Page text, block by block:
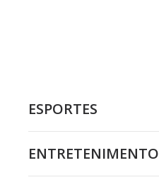
ESPORTES
ENTRETENIMENTO